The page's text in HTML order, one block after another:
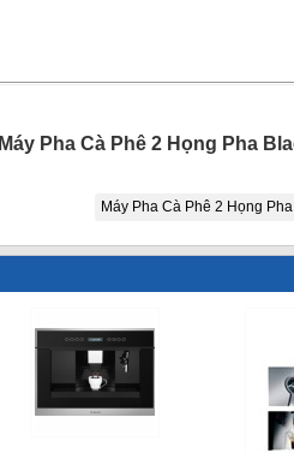
Máy Pha Cà Phê 2 Họng Pha
Máy Pha Cà Phê 2 Họng